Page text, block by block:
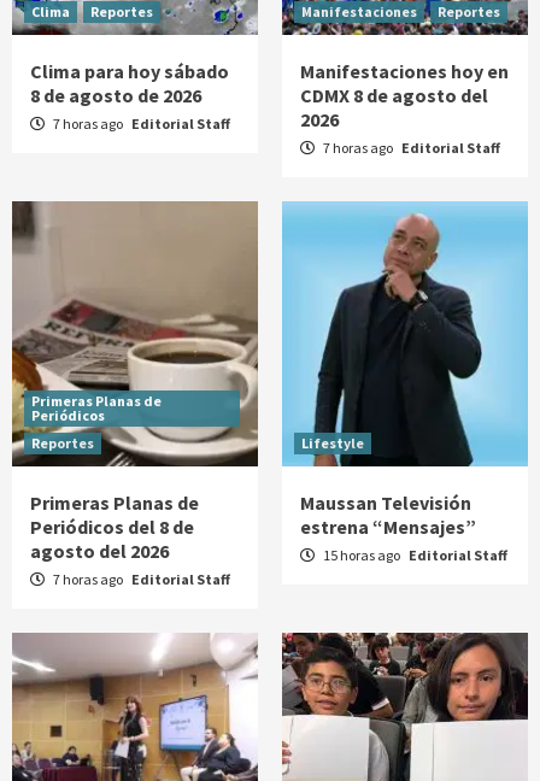
Clima Reportes
Clima para hoy sábado
8 de agosto de 2026
7 horas ago Editorial Staff
Manifestaciones Reportes
Manifestaciones hoy en
CDMX 8 de agosto del
2026
7 horas ago Editorial Staff
Primeras Planas de
Periódicos
Reportes
Primeras Planas de
Periódicos del 8 de
agosto del 2026
7 horas ago Editorial Staff
Lifestyle
Maussan Televisión
estrena “Mensajes”
15 horas ago Editorial Staff